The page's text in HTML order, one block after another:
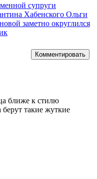
супруги
Хабенского Ольги
заметно округлился
Комментировать
ближе к стилю
такие жуткие